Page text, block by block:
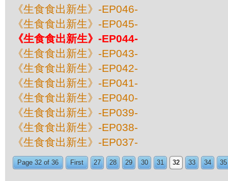
《生食食出新生》-EP046-
《生食食出新生》-EP045-
《生食食出新生》-EP044-
《生食食出新生》-EP043-
《生食食出新生》-EP042-
《生食食出新生》-EP041-
《生食食出新生》-EP040-
《生食食出新生》-EP039-
《生食食出新生》-EP038-
《生食食出新生》-EP037-
Page 32 of 36 First 27 28 29 30 31 32 33 34 35